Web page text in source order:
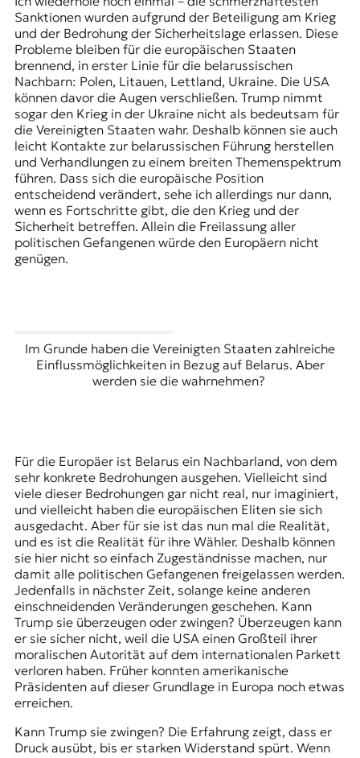
Sanktionen wurden aufgrund der Beteiligung am Krieg
und der Bedrohung der Sicherheitslage erlassen. Diese
Probleme bleiben für die europäischen Staaten
brennend, in erster Linie für die belarussischen
Nachbarn: Polen, Litauen, Lettland, Ukraine. Die USA
können davor die Augen verschließen. Trump nimmt
sogar den Krieg in der Ukraine nicht als bedeutsam für
die Vereinigten Staaten wahr. Deshalb können sie auch
leicht Kontakte zur belarussischen Führung herstellen
und Verhandlungen zu einem breiten Themenspektrum
führen. Dass sich die europäische Position
entscheidend verändert, sehe ich allerdings nur dann,
wenn es Fortschritte gibt, die den Krieg und der
Sicherheit betreffen. Allein die Freilassung aller
politischen Gefangenen würde den Europäern nicht
genügen.
Im Grunde haben die Vereinigten Staaten zahlreiche
Einflussmöglichkeiten in Bezug auf Belarus. Aber
werden sie die wahrnehmen?
Für die Europäer ist Belarus ein Nachbarland, von dem
sehr konkrete Bedrohungen ausgehen. Vielleicht sind
viele dieser Bedrohungen gar nicht real, nur imaginiert,
und vielleicht haben die europäischen Eliten sie sich
ausgedacht. Aber für sie ist das nun mal die Realität,
und es ist die Realität für ihre Wähler. Deshalb können
sie hier nicht so einfach Zugeständnisse machen, nur
damit alle politischen Gefangenen freigelassen werden.
Jedenfalls in nächster Zeit, solange keine anderen
einschneidenden Veränderungen geschehen. Kann
Trump sie überzeugen oder zwingen? Überzeugen kann
er sie sicher nicht, weil die USA einen Großteil ihrer
moralischen Autorität auf dem internationalen Parkett
verloren haben. Früher konnten amerikanische
Präsidenten auf dieser Grundlage in Europa noch etwas
erreichen.
Kann Trump sie zwingen? Die Erfahrung zeigt, dass er
Druck ausübt, bis er starken Widerstand spürt. Wenn